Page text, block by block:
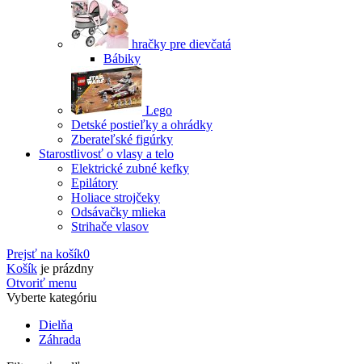
hračky pre dievčatá
Bábiky
Lego
Detské postieľky a ohrádky
Zberateľské figúrky
Starostlivosť o vlasy a telo
Elektrické zubné kefky
Epilátory
Holiace strojčeky
Odsávačky mlieka
Strihače vlasov
Prejsť na košík0
Košík je prázdny
Otvoriť menu
Vyberte kategóriu
Dielňa
Záhrada